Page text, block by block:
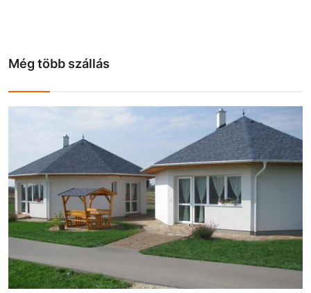
Még több szállás